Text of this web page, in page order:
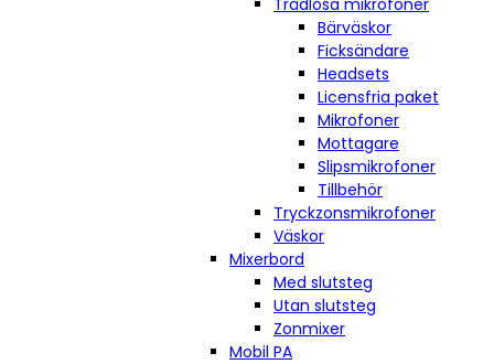
Trådlösa mikrofoner
Bärväskor
Ficksändare
Headsets
Licensfria paket
Mikrofoner
Mottagare
Slipsmikrofoner
Tillbehör
Tryckzonsmikrofoner
Väskor
Mixerbord
Med slutsteg
Utan slutsteg
Zonmixer
Mobil PA